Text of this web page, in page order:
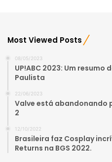
Most Viewed Posts
08/05/2023
UP!ABC 2023: Um resumo
Paulista
22/06/2023
Valve está abandonando
2
12/10/2022
Brasileira faz Cosplay
Returns na BGS 2022.